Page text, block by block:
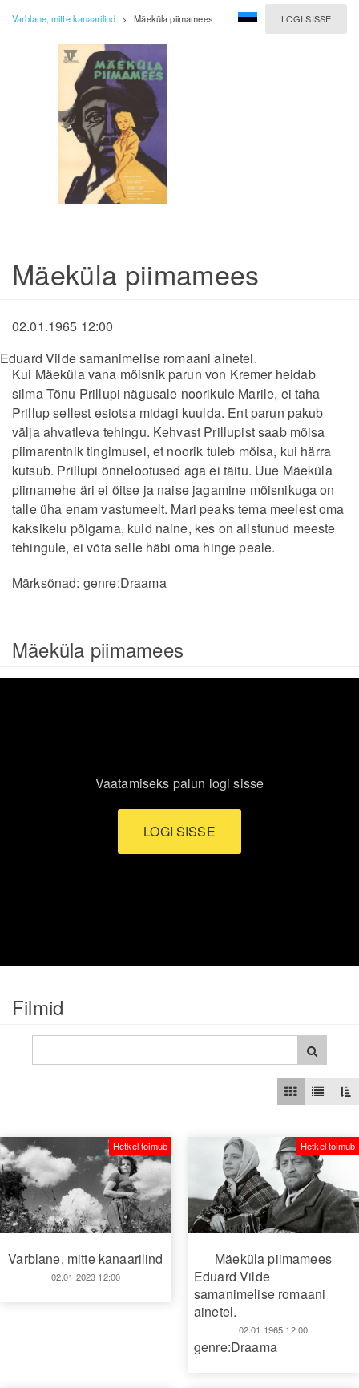
LOGI SISSE
Varblane, mitte kanaarilind > Mäeküla piimamees
Mäeküla piimamees
02.01.1965 12:00
Eduard Vilde samanimelise romaani ainetel.
Kui Mäeküla vana mõisnik parun von Kremer heidab
silma Tõnu Prillupi nägusale noorikule Marile, ei taha
Prillup sellest esiotsa midagi kuulda. Ent parun pakub
välja ahvatleva tehingu. Kehvast Prillupist saab mõisa
piimarentnik tingimusel, et noorik tuleb mõisa, kui härra
kutsub. Prillupi õnnelootused aga ei täitu. Uue Mäeküla
piimamehe äri ei õitse ja naise jagamine mõisnikuga on
talle üha enam vastumeelt. Mari peaks tema meelest oma
kaksikelu põlgama, kuid naine, kes on alistunud meeste
tehingule, ei võta selle häbi oma hinge peale.
Märksõnad: genre:Draama
Mäeküla piimamees
Vaatamiseks palun logi sisse
LOGI SISSE
Filmid
Varblane, mitte kanaarilind
02.01.2023 12:00
Hetkel toimub
Mäeküla piimamees
Eduard Vilde
samanimelise romaani
ainetel.
02.01.1965 12:00
Hetkel toimub
genre:Draama